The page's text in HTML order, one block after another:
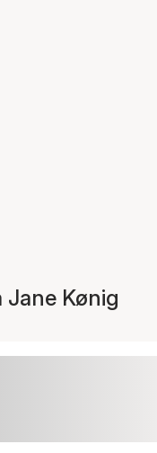
Kønig